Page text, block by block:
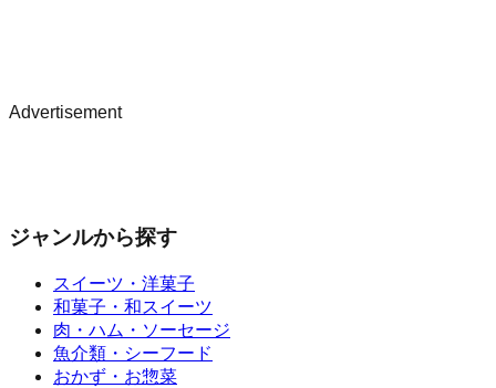
Advertisement
ジャンルから探す
スイーツ・洋菓子
和菓子・和スイーツ
肉・ハム・ソーセージ
魚介類・シーフード
おかず・お惣菜